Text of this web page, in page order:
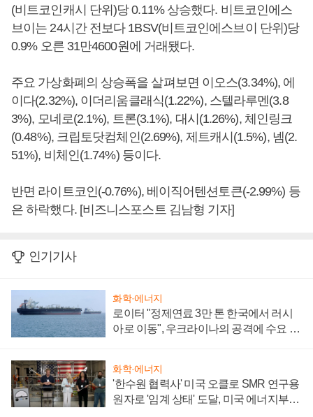
(비트코인캐시 단위)당 0.11% 상승했다. 비트코인에스
브이는 24시간 전보다 1BSV(비트코인에스브이 단위)당
0.9% 오른 31만4600원에 거래됐다.
주요 가상화폐의 상승폭을 살펴보면 이오스(3.34%), 에
이다(2.32%), 이더리움클래식(1.22%), 스텔라루멘(3.8
3%), 모네로(2.1%), 트론(3.1%), 대시(1.26%), 체인링크
(0.48%), 크립토닷컴체인(2.69%), 제트캐시(1.5%), 넴(2.
51%), 비체인(1.74%) 등이다.
반면 라이트코인(-0.76%), 베이직어텐션토큰(-2.99%) 등
은 하락했다. [비즈니스포스트 김남형 기자]
인기기사
화학·에너지
로이터 "정제연료 3만 톤 한국에서 러시
아로 이동", 우크라이나의 공격에 수요 늘
화학·에너지
'한수원 협력사' 미국 오클로 SMR 연구용
원자로 '임계 상태' 도달, 미국 에너지부